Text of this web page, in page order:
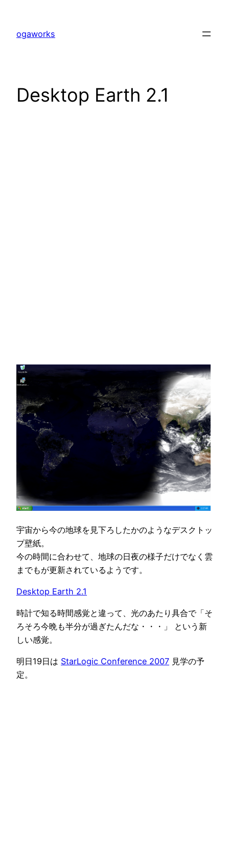
ogaworks
Desktop Earth 2.1
宇宙から今の地球を見下ろしたかのようなデスクトッ
プ壁紙。
今の時間に合わせて、地球の日夜の様子だけでなく雲
までもが更新されているようです。
Desktop Earth 2.1
時計で知る時間感覚と違って、光のあたり具合で「そ
ろそろ今晩も半分が過ぎたんだな・・・」 という新
しい感覚。
明日19日は StarLogic Conference 2007 見学の予
定。